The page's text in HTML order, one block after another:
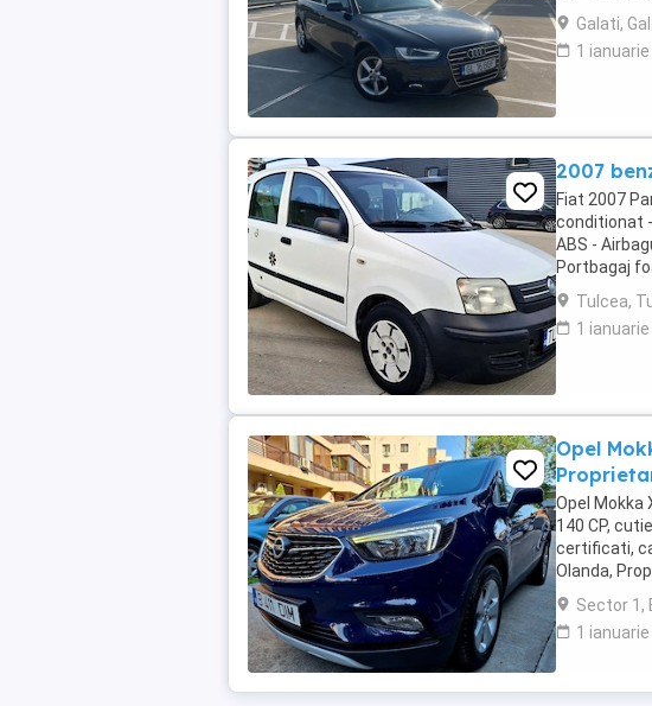
fabricație: ...
Galati,
1 ianuarie
2007
Fiat 2007
conditionat
ABS -
Portbagaj
fiabila in 4
Tulcea,
1 ianuarie
Opel
Opel Mokka
140 CP,
certificati,
Olanda,
cu becuri
Sector 1,
1 ianuarie